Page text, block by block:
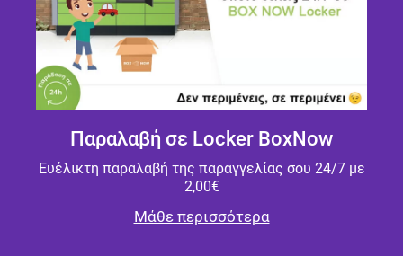
Παραλαβή σε Locker BoxNow
Ευέλικτη παραλαβή της παραγγελίας σου 24/7 με
2,00€
Μάθε περισσότερα